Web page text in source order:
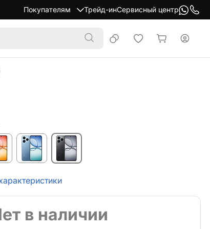
Покупателям Трейд-инСервисный центр
в наличии